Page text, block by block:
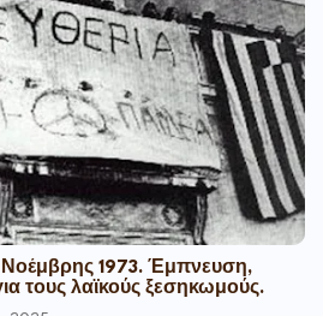
1973. Έμπνευση,
τους λαϊκούς ξεσηκωμούς.